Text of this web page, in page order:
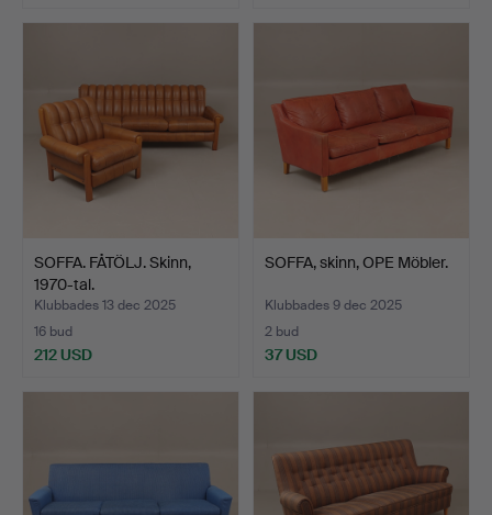
SOFFA. FÅTÖLJ. Skinn,
1970-tal.
Klubbades 13 dec 2025
16 bud
212 USD
SOFFA, skinn, OPE Möbler.
Klubbades 9 dec 2025
2 bud
37 USD